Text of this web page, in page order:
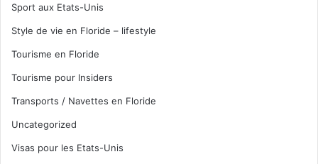
Sport aux Etats-Unis
Style de vie en Floride – lifestyle
Tourisme en Floride
Tourisme pour Insiders
Transports / Navettes en Floride
Uncategorized
Visas pour les Etats-Unis